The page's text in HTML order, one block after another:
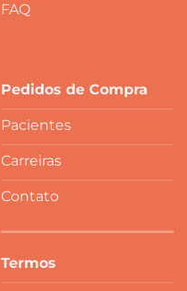
FAQ
Pedidos de Compra
Pacientes
Carreiras
Contato
Termos